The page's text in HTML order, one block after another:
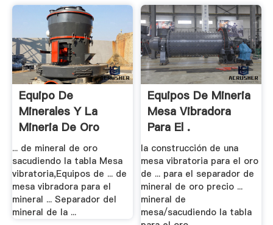
Equipo De
Minerales Y La
Mineria De Oro
Mesa .
... de mineral de oro
sacudiendo la tabla Mesa
vibratoria,Equipos de ... de
mesa vibradora para el
mineral ... Separador del
mineral de la ...
Equipos De Mineria
Mesa Vibradora
Para El .
la construcción de una
mesa vibratoria para el oro
de ... para el separador de
mineral de oro precio ...
mineral de
mesa/sacudiendo la tabla